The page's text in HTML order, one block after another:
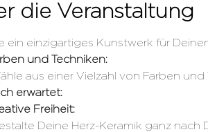
die Veranstaltung
ein einzigartiges Kunstwerk für
und Techniken:
aus einer Vielzahl von Farben
erwartet:
Freiheit:
Deine Herz-Keramik ganz nach